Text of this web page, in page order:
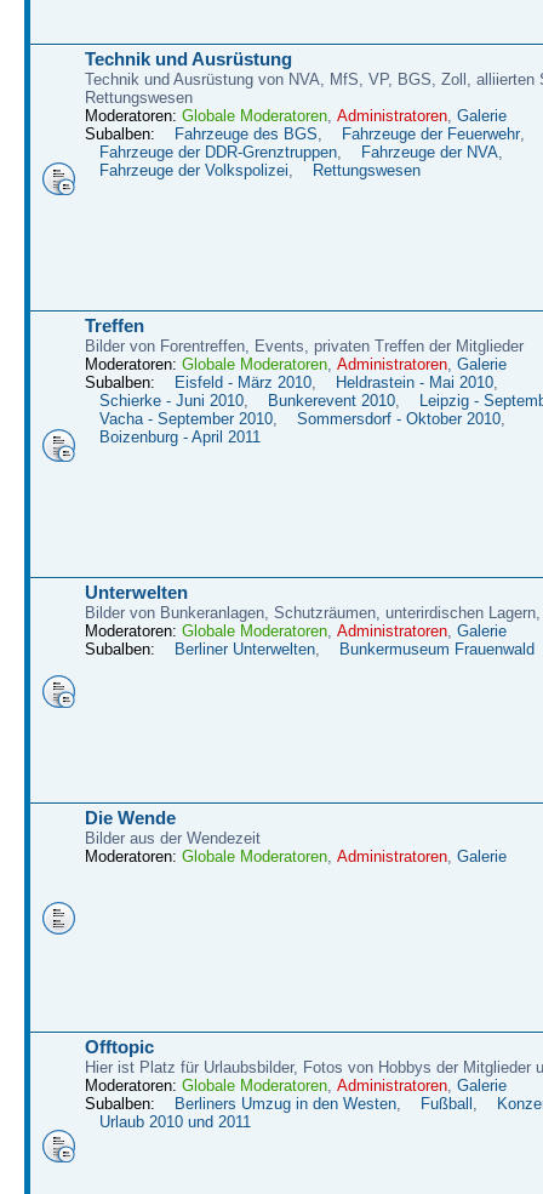
Technik und Ausrüstung
Technik und Ausrüstung von NVA, MfS, VP, BGS, Zoll, alliierten
Rettungswesen
Moderatoren: Globale Moderatoren Administratoren Galerie
Subalben:
Fahrzeuge des BGS Fahrzeuge der Feuerwehr,
Fahrzeuge der DDR-Grenztruppen
Fahrzeuge der NVA
Fahrzeuge der Volkspolizei
Rettungswesen
Treffen
Bilder von Forentreffen, Events, privaten Treffen der Mitglieder
Moderatoren: Globale Moderatoren Administratoren Galerie
Subalben:
Eisfeld - März 2010 Heldrastein - Mai 2010
Schierke - Juni 2010
Bunkerevent 2010
Leipzig -
Vacha - September 2010
Sommersdorf - Oktober 2010
Boizenburg - April 2011
Unterwelten
Bilder von Bunkeranlagen, Schutzräumen, unterirdischen
Moderatoren: Globale Moderatoren Administratoren Galerie
Subalben:
Berliner Unterwelten Bunkermuseum Frauenwald
Die Wende
Bilder aus der Wendezeit
Moderatoren: Globale Moderatoren Administratoren Galerie
Offtopic
Hier ist Platz für Urlaubsbilder, Fotos von Hobbys der Mitglieder
Moderatoren: Globale Moderatoren Administratoren Galerie
Subalben:
Berliners Umzug in den Westen Fußball
Urlaub 2010 und 2011